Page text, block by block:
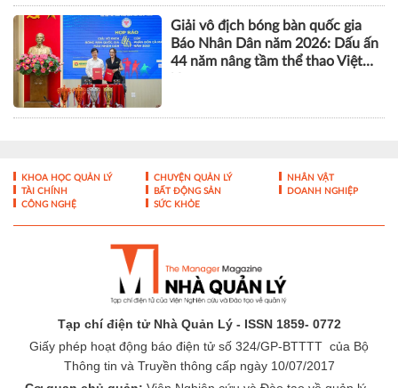
Giải vô địch bóng bàn quốc gia
Báo Nhân Dân năm 2026: Dấu ấn
44 năm nâng tầm thể thao Việt
KHOA HỌC QUẢN LÝ CHUYỆN QUẢN LÝ
NHÂN VẬT
TÀI CHÍNH
BẤT ĐỘNG SẢN
DOANH NGHIỆP
CÔNG NGHỆ
SỨC KHỎE
Tạp chí điện tử Nhà Quản Lý - ISSN 1859- 0772
Giấy phép hoạt động báo điện tử số 324/GP-BTTTT của Bộ
Thông tin và Truyền thông cấp ngày 10/07/2017